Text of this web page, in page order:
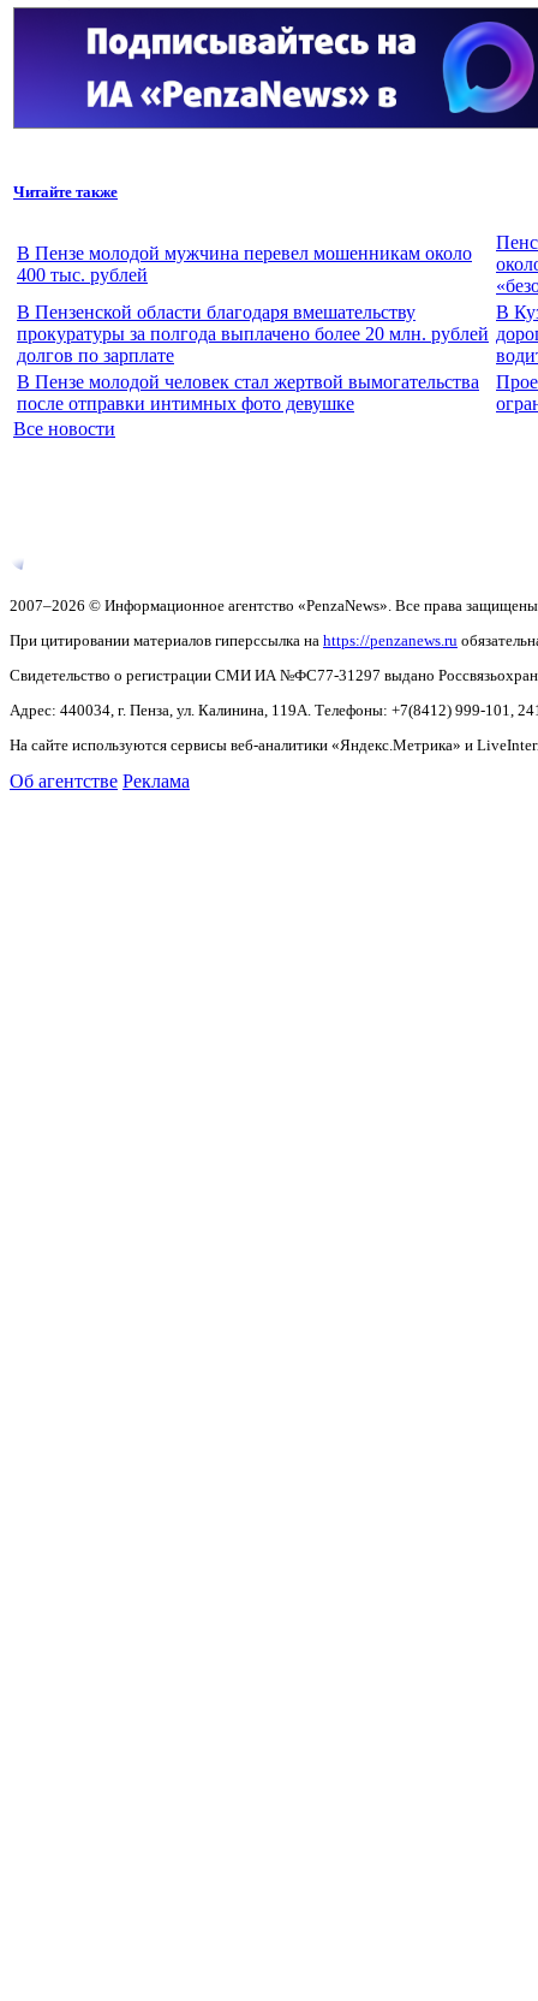
Читайте также
В Пензе молодой мужчина перевел мошенникам около
400 тыс. рублей
В Пензенской области благодаря вмешательству
прокуратуры за полгода выплачено более 20 млн. рублей
долгов по зарплате
В
В Пензе молодой человек стал жертвой вымогательства
после отправки интимных фото девушке
Все новости
2007–2026 © Информационное агентство «PenzaNews». Все права
При цитировании материалов гиперссылка на https://penzanews.ru
Свидетельство о регистрации СМИ ИА №ФС77-31297 выдано
Адрес: 440034, г. Пенза, ул. Калинина, 119А. Телефоны: +7(8412) 999-101,
На сайте используются сервисы веб-аналитики «Яндекс.Метрика» и
Об агентстве Реклама